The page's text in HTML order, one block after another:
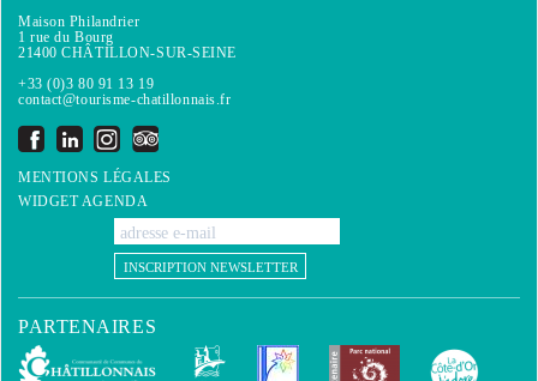
Maison Philandrier
1 rue du Bourg
21400 CHÂTILLON-SUR-SEINE
+33 (0)3 80 91 13 19
contact@tourisme-chatillonnais.fr
MENTIONS LÉGALES
WIDGET AGENDA
INSCRIPTION NEWSLETTER
PARTENAIRES